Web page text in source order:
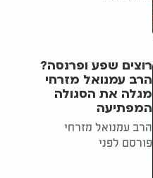
רוצים שפע ופרנסה?
הרב עמנואל מזרחי
מגלה את הסגולה
המפתיעה
הרב עמנואל מזרחי
פורסם לפני